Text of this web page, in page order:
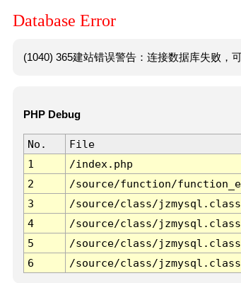
Database Error
(1040) 365建站错误警告：连接数据库失败，
PHP Debug
No. File
1
/index.php
2
/source/function/
3
/source/class/
4
/source/class/
5
/source/class/
6
/source/class/